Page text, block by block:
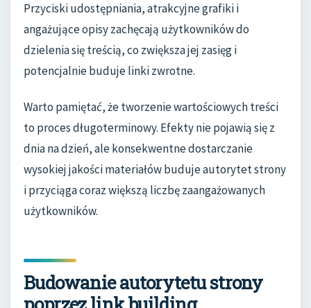
Przyciski udostępniania, atrakcyjne grafiki i
angażujące opisy zachęcają użytkowników do
dzielenia się treścią, co zwiększa jej zasięg i
potencjalnie buduje linki zwrotne.
Warto pamiętać, że tworzenie wartościowych treści
to proces długoterminowy. Efekty nie pojawią się z
dnia na dzień, ale konsekwentne dostarczanie
wysokiej jakości materiałów buduje autorytet strony
i przyciąga coraz większą liczbę zaangażowanych
użytkowników.
Budowanie autorytetu strony